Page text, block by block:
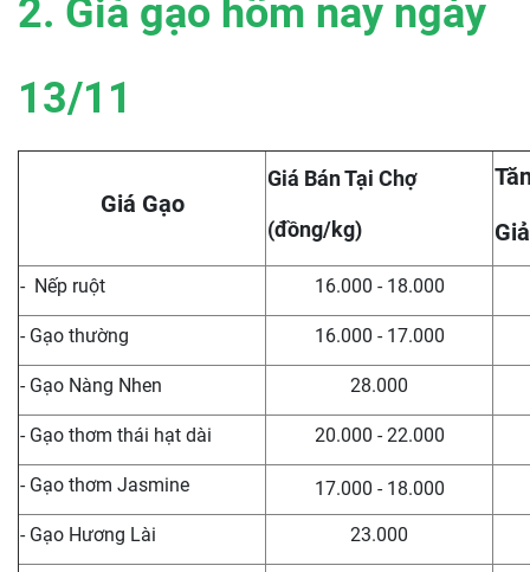
2. Giá gạo hôm nay ngày
13/11
Giá Gạo
Giá Bán Tại Chợ
(đồng/kg)
- Nếp ruột 16.000 - 18.000
- Gạo thường 16.000 - 17.000
- Gạo Nàng Nhen 28.000
- Gạo thơm thái hạt dài 20.000 - 22.000
- Gạo thơm Jasmine 17.000 - 18.000
- Gạo Hương Lài 23.000